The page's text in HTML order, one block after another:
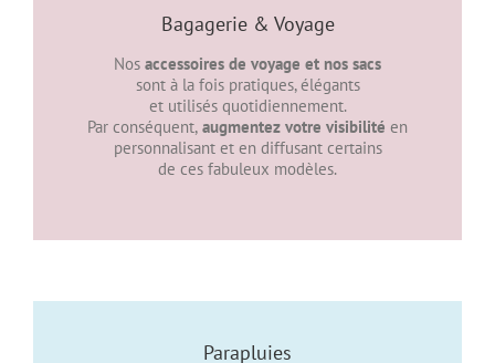
Bagagerie & Voyage
Nos accessoires de voyage et nos sacs
sont à la fois pratiques, élégants
et utilisés quotidiennement.
Par conséquent, augmentez votre visibilité en
personnalisant et en diffusant certains
de ces fabuleux modèles.
Parapluies